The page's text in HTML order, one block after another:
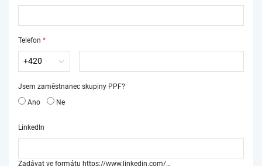
Telefon *
Jsem zaměstnanec skupiny PPF?
Ano
Ne
LinkedIn
Zadávat ve formátu https://www.linkedin.com/…